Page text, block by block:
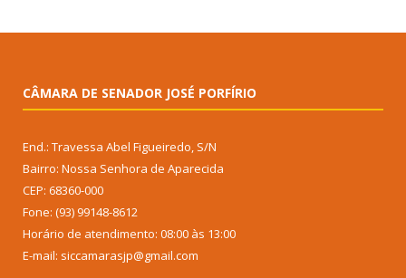
CÂMARA DE SENADOR JOSÉ PORFÍRIO
End.: Travessa Abel Figueiredo, S/N
Bairro: Nossa Senhora de Aparecida
CEP: 68360-000
Fone: (93) 99148-8612
Horário de atendimento: 08:00 às 13:00
E-mail: siccamarasjp@gmail.com